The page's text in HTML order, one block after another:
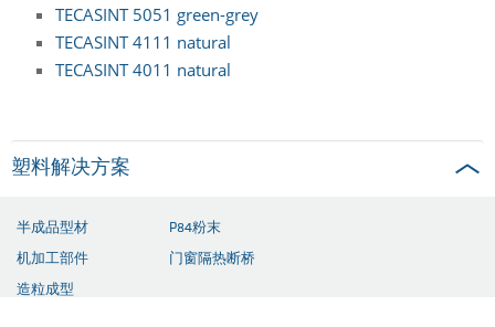
TECASINT 5051 green-grey
TECASINT 4111 natural
TECASINT 4011 natural
塑料解决方案
半成品型材
机加工部件
造粒成型
P84粉末
门窗隔热断桥